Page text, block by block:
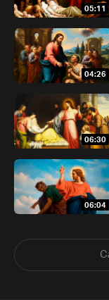
05:11
04:26
06:30
06:04